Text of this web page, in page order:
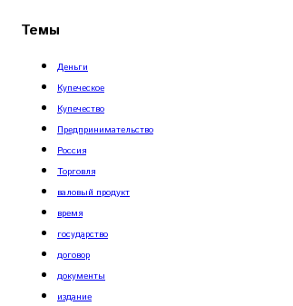
Темы
Деньги
Купеческое
Купечество
Предпринимательство
Россия
Торговля
валовый продукт
время
государство
договор
документы
издание